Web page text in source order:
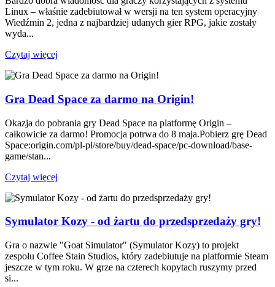
Linux – właśnie zadebiutował w wersji na ten system operacyjny
Wiedźmin 2, jedna z najbardziej udanych gier RPG, jakie zostały
wyda...
Czytaj więcej
Gra Dead Space za darmo na Origin!
Okazja do pobrania gry Dead Space na platformę Origin –
całkowicie za darmo! Promocja potrwa do 8 maja.Pobierz grę Dead
Space:origin.com/pl-pl/store/buy/dead-space/pc-download/base-
game/stan...
Czytaj więcej
Symulator Kozy - od żartu do przedsprzedaży gry!
Gra o nazwie "Goat Simulator" (Symulator Kozy) to projekt
zespołu Coffee Stain Studios, który zadebiutuje na platformie Steam
jeszcze w tym roku. W grze na czterech kopytach ruszymy przed
si...